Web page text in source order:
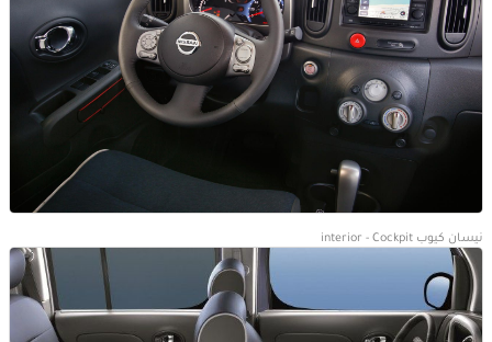
نيسان كيوب interior - Cockpit